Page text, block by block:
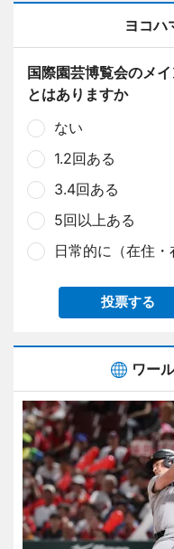
ヨコハ
国際園芸博覧会のメ
とはありますか
ない
1.2回ある
3.4回ある
5回以上ある
日常的に（在住・
投票する
ワー